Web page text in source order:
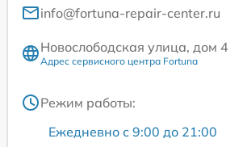
info@fortuna-repair-center.ru
Новослободская улица, дом 4
Адрес сервисного центра Fortuna
Режим работы:
Ежедневно с 9:00 до 21:00